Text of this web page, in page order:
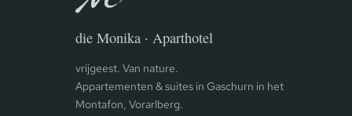
die Monika · Aparthotel
vrijgeest. Van nature.
Appartementen & suites in Gaschurn in het
Montafon, Vorarlberg.